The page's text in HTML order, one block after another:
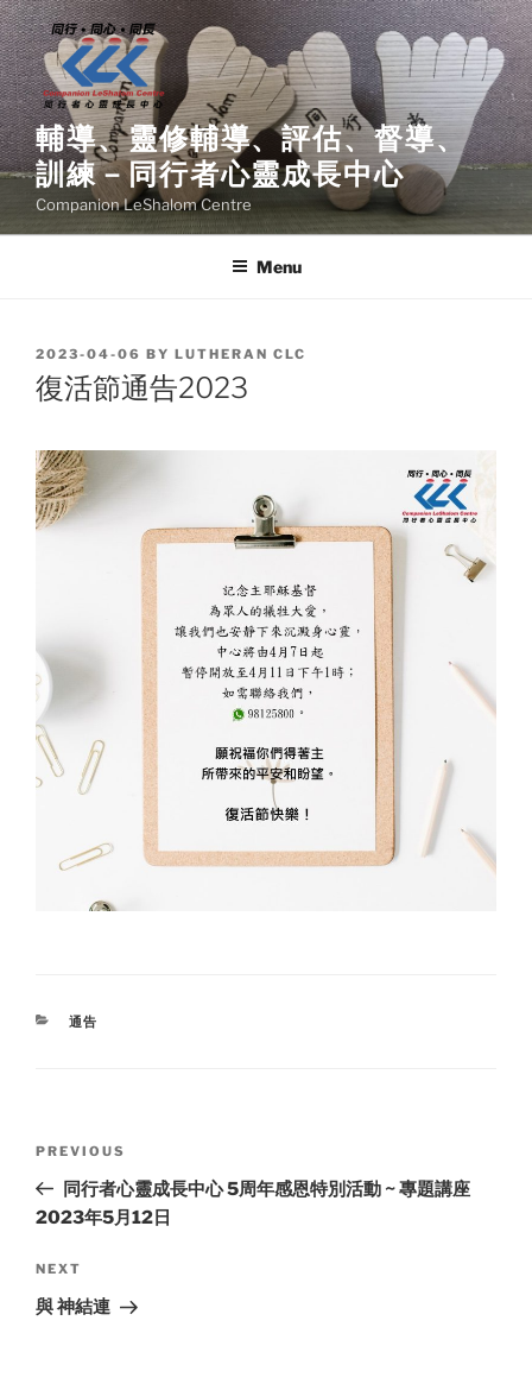
Skip
to
content
輔導、靈修輔導、評估、督導、
訓練－同行者心靈成長中心
Companion LeShalom Centre
Menu
POSTED
ON
2023-04-06 BY LUTHERAN CLC
復活節通告2023
CATEGORIES
通告
Previous
Post
PREVIOUS
同行者心靈成長中心 5周年感恩特別活動 ~ 專題講座
2023年5月12日
Next
Post
NEXT
與 神結連